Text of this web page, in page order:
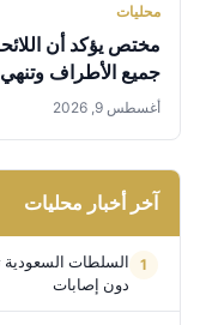
محليات
مختص يؤكد أن
جميع الأطراف
أغسطس 9, 2026
آخر أخبار محليات
السلطات السعودية
دون إصابات